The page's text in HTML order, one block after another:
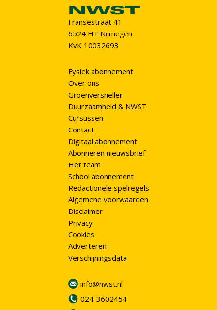
Fransestraat 41
6524 HT Nijmegen
KvK 10032693
Fysiek abonnement
Over ons
Groenversneller
Duurzaamheid & NWST
Cursussen
Contact
Digitaal abonnement
Abonneren nieuwsbrief
Het team
School abonnement
Redactionele spelregels
Algemene voorwaarden
Disclaimer
Privacy
Cookies
Adverteren
Verschijningsdata
info@nwst.nl
024-3602454